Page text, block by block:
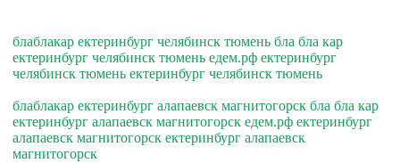
блаблакар ектеринбург челябинск тюмень бла бла кар
ектеринбург челябинск тюмень едем.рф ектеринбург
челябинск тюмень ектеринбург челябинск тюмень
блаблакар ектеринбург алапаевск магнитогорск бла бла кар
ектеринбург алапаевск магнитогорск едем.рф ектеринбург
алапаевск магнитогорск ектеринбург алапаевск
магнитогорск